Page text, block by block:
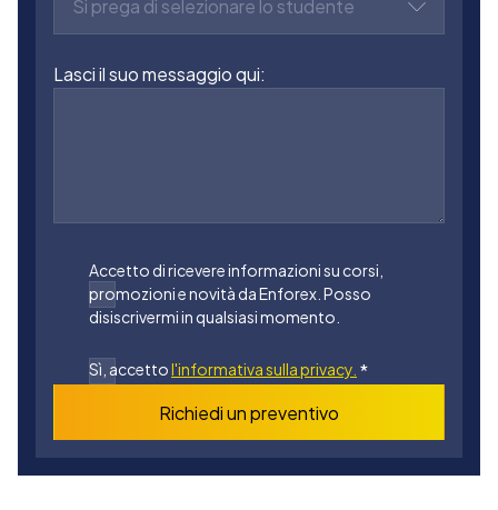
Si prega di selezionare lo studente
Lasci il suo messaggio qui:
Accetto di ricevere informazioni su corsi,
promozioni e novità da Enforex. Posso
disiscrivermi in qualsiasi momento.
Sì, accettol'informativa sulla privacy. *
Richiedi un preventivo